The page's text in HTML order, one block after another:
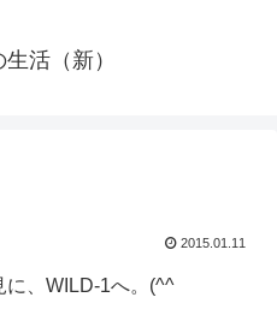
活（新）
2015.01.11
、WILD-1へ。(^^ゞ